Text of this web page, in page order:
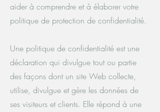
aider à comprendre et à élaborer votre
politique de protection de confidentialité.
Une politique de confidentialité est une
déclaration qui divulgue tout ou partie
des façons dont un site Web collecte,
utilise, divulgue et gère les données de
ses visiteurs et clients. Elle répond à une